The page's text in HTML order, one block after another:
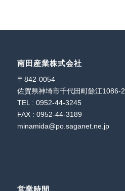
南田産業株式会社
〒842-0054
佐賀県神埼市千代田町餘江1086-2
TEL : 0952-44-3245
FAX : 0952-44-3189
minamida@po.saganet.ne.jp
営業時間